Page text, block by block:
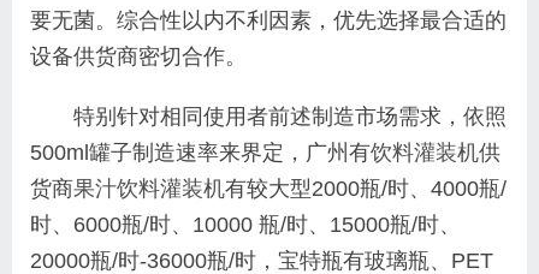
要无菌。综合性以内不利因素，优先选择最合适的
设备供货商密切合作。
特别针对相同使用者前述制造市场需求，依照
500ml罐子制造速率来界定，广州有饮料灌装机供
货商果汁饮料灌装机有较大型2000瓶/时、4000瓶/
时、6000瓶/时、10000 瓶/时、15000瓶/时、
20000瓶/时-36000瓶/时，宝特瓶有玻璃瓶、PET